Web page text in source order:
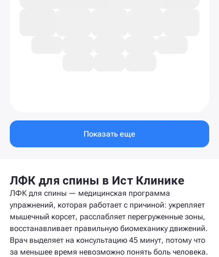
Показать еще
ЛФК для спины в Ист Клинике
ЛФК для спины — медицинская программа
упражнений, которая работает с причиной: укрепляет
мышечный корсет, расслабляет перегруженные зоны,
восстанавливает правильную биомеханику движений.
Врач выделяет на консультацию 45 минут, потому что
за меньшее время невозможно понять боль человека.